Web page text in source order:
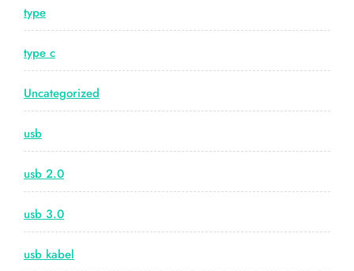
type
type c
Uncategorized
usb
usb 2.0
usb 3.0
usb kabel